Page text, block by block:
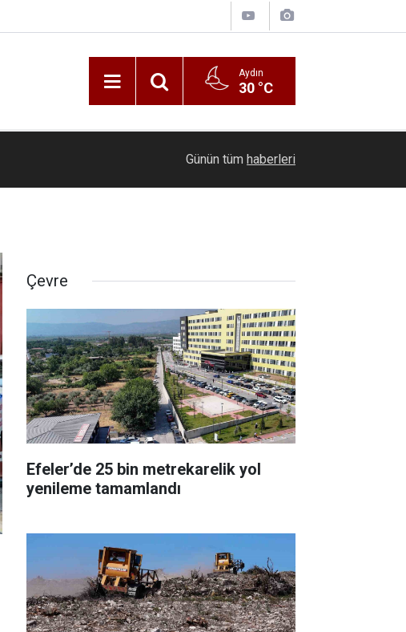
Aydın
30 °C
Malgaç’ta çakan ilk kıvılcım: Yörük Ese
Günün tüm haberleri
Çevre
Efeler’de 25 bin metrekarelik yol
yenileme tamamlandı